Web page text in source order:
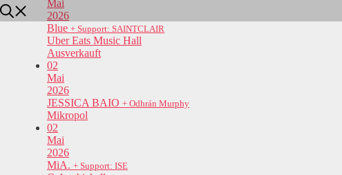
Mai
2026
Blue + Support: SAINTCLAIR
Uber Eats Music Hall
Ausverkauft
02
Mai
2026
JESSICA BAIO + Odhrán Murphy
Mikropol
02
Mai
2026
MiA. + Support: ISE